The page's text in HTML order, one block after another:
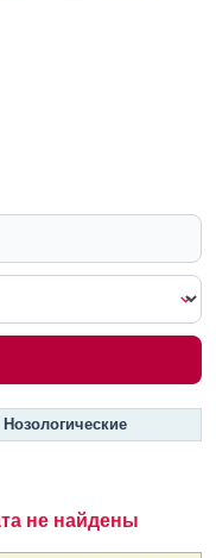
Нозологические
не найдены